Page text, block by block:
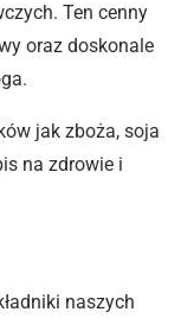
Ten cenny
oraz doskonale
jak zboża, soja
na zdrowie i
naszych